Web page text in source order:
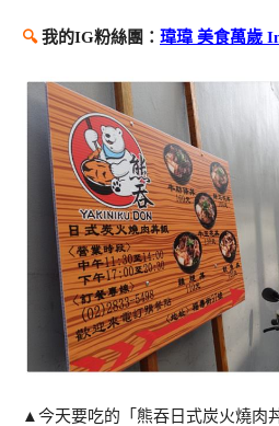
🔍我的IG粉絲團： 瑋瑋 美食萬歲
▲今天要吃的「熊吞日式炭火燒肉